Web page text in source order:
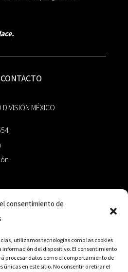
consentimiento de
utilizamos tecnologías como las cookies
del dispositivo. El consentimiento
procesar datos como el comportamiento de
en este sitio. No consentir o retirar el
MÉXICO